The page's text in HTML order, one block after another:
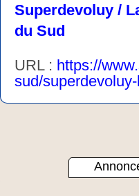
Superdevoluy /
du Sud
URL : https://
sud/